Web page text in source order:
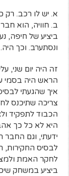
א. יש לו רכב. רק
ב. חוויה, הוא
ביציע של חיפה,
ונסתערב. וכך
זה היה יום שני,
הראש היה בסמי
איך שהגעתי
צריכה שתיכנס
הכבוד לתפקיד
היא לא כל כך
ידעתי, וגם החבר
לבסיס החקירות,
לחקר האמת
ביציע במשחק